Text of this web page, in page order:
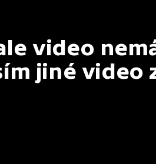
video
jiné video